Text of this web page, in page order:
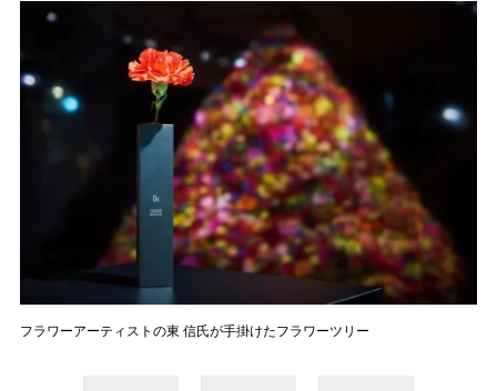
フラワーアーティストの東 信氏が手掛けたフラワーツリー